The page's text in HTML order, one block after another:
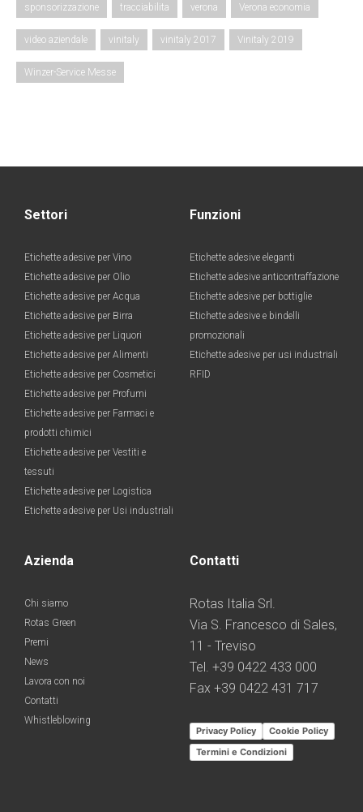
sponsorizzazione tracciabilita verona Verona economia
video aziendale vinitaly vinitaly 2017 Vinitaly 2019
Winzer-Service Messe
Settori
Etichette adesive per Vino
Etichette adesive per Olio
Etichette adesive per Acqua
Etichette adesive per Birra
Etichette adesive per Liquori
Etichette adesive per Alimenti
Etichette adesive per Cosmetici
Etichette adesive per Profumi
Etichette adesive per Farmaci e
prodotti chimici
Etichette adesive per Vestiti e
tessuti
Etichette adesive per Logistica
Etichette adesive per Usi industriali
Funzioni
Etichette adesive eleganti
Etichette adesive anticontraffazione
Etichette adesive per bottiglie
Etichette adesive e bindelli
promozionali
Etichette adesive per usi industriali
RFID
Azienda
Chi siamo
Rotas Green
Premi
News
Lavora con noi
Contatti
Whistleblowing
Contatti
Rotas Italia Srl.
Via S. Francesco di Sales,
11 - Treviso
Tel. +39 0422 433 000
Fax +39 0422 431 717
Privacy Policy
Cookie Policy
Termini e Condizioni